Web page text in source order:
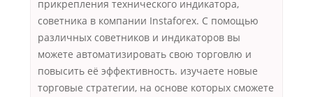
прикрепления технического индикатора,
советника в компании Instaforex. С помощью
различных советников и индикаторов вы
можете автоматизировать свою торговлю и
повысить её эффективность. изучаете новые
торговые стратегии, на основе которых сможете